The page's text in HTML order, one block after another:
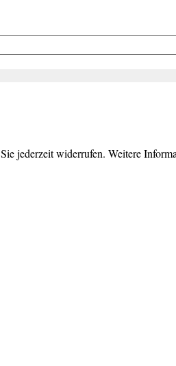
jederzeit widerrufen. Weitere